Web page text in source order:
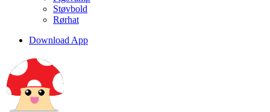
Støvbold
Rørhat
Download App